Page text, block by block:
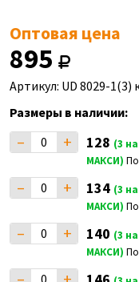
Оптовая цена
895
Артикул: UD 8029-1(3)
Размеры в наличии:
– + 128 (3
МАКСИ)
– + 134 (3
МАКСИ)
– + 140 (3
МАКСИ)